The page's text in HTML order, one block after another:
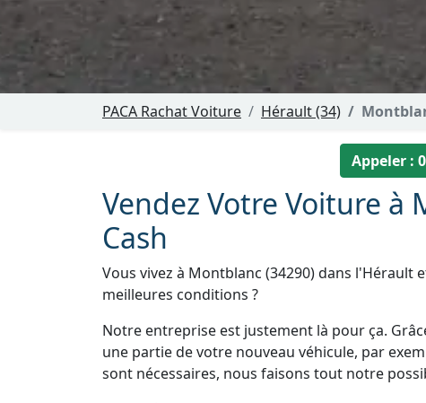
PACA Rachat Voiture Hérault (34)
Appeler :
Vendez Votre Voiture à
Cash
Vous vivez à Montblanc (34290) dans l'Hérault
meilleures conditions ?
Notre entreprise est justement là pour ça.
une partie de votre nouveau véhicule, par
sont nécessaires, nous faisons tout notre